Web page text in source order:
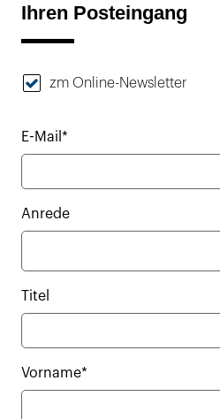
Ihren Posteingang
zm Online-Newsletter
E-Mail*
Anrede
Titel
Vorname*